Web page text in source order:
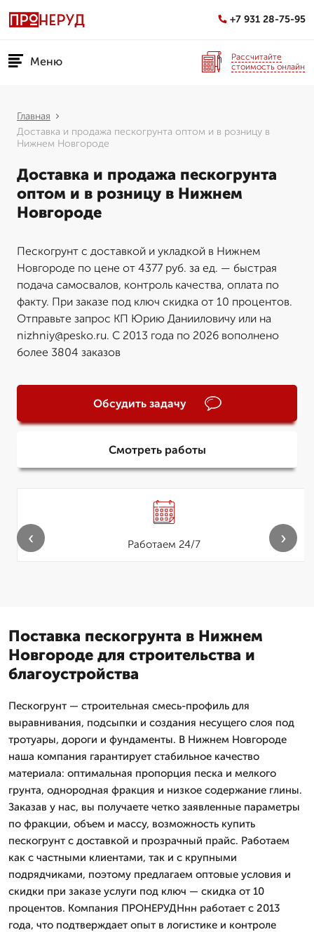
+7 931 28-75-95
Меню
Рассчитайте
стоимость онлайн
Главная
Доставка и продажа пескогрунта оптом и в розницу в
Нижнем Новгороде
Доставка и продажа пескогрунта
оптом и в розницу в Нижнем
Новгороде
Пескогрунт с доставкой и укладкой в Нижнем
Новгороде по цене от 4377 руб. за ед. — быстрая
подача самосвалов, контроль качества, оплата по
факту. При заказе под ключ скидка от 10 процентов.
Отправьте запрос КП Юрию Данииловичу или на
nizhniy@pesko.ru. С 2013 года по 2026 вополнено
более 3804 заказов
Обсудить задачу
Смотреть работы
Работаем 24/7
‹ ›
Поставка пескогрунта в Нижнем
Новгороде для строительства и
благоустройства
Пескогрунт — строительная смесь-профиль для
выравнивания, подсыпки и создания несущего слоя под
тротуары, дороги и фундаменты. В Нижнем Новгороде
наша компания гарантирует стабильное качество
материала: оптимальная пропорция песка и мелкого
грунта, однородная фракция и низкое содержание глины.
Заказав у нас, вы получаете четко заявленные параметры
по фракции, объем и массу, возможность купить
пескогрунт с доставкой и прозрачный прайс. Работаем
как с частными клиентами, так и с крупными
подрядчиками, поэтому предлагаем оптовые условия и
скидки при заказе услуги под ключ — скидка от 10
процентов. Компания ПРОНЕРУДНнн работает с 2013
года, что подтверждает опыт в логистике и контроле